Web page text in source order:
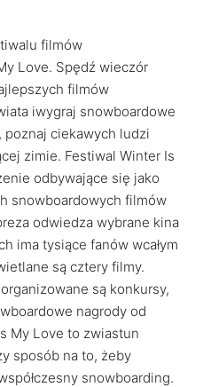
filmów
Love. Spędź wieczór
filmów
iwygraj snowboardowe
poznaj ciekawych ludzi
zimie. Festiwal Winter Is
odbywające się jako
snowboardowych filmów
odwiedza wybrane kina
ima tysiące fanów wcałym
są cztery filmy.
są konkursy,
nagrody od
My Love to zwiastun
sposób na to, żeby
snowboarding.